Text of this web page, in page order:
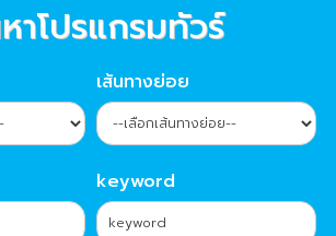
าโปรแกรมทัวร์
เส้นทางย่อย
keyword